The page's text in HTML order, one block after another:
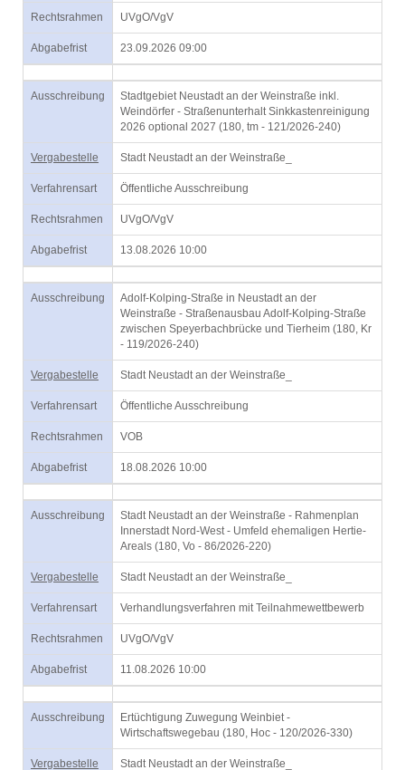
Rechtsrahmen UVgO/VgV
Abgabefrist 23.09.2026 09:00
Ausschreibung
Stadtgebiet Neustadt an der Weinstraße inkl.
Weindörfer - Straßenunterhalt Sinkkastenreinigung
2026 optional 2027 (180, tm - 121/2026-240)
Vergabestelle Stadt Neustadt an der Weinstraße_
Verfahrensart Öffentliche Ausschreibung
Rechtsrahmen UVgO/VgV
Abgabefrist 13.08.2026 10:00
Ausschreibung
Adolf-Kolping-Straße in Neustadt an der
Weinstraße - Straßenausbau Adolf-Kolping-Straße
zwischen Speyerbachbrücke und Tierheim (180, Kr
- 119/2026-240)
Vergabestelle Stadt Neustadt an der Weinstraße_
Verfahrensart Öffentliche Ausschreibung
Rechtsrahmen VOB
Abgabefrist 18.08.2026 10:00
Ausschreibung
Stadt Neustadt an der Weinstraße - Rahmenplan
Innerstadt Nord-West - Umfeld ehemaligen Hertie-
Areals (180, Vo - 86/2026-220)
Vergabestelle Stadt Neustadt an der Weinstraße_
Verfahrensart Verhandlungsverfahren mit Teilnahmewettbewerb
Rechtsrahmen UVgO/VgV
Abgabefrist 11.08.2026 10:00
Ausschreibung
Ertüchtigung Zuwegung Weinbiet -
Wirtschaftswegebau (180, Hoc - 120/2026-330)
Vergabestelle Stadt Neustadt an der Weinstraße_